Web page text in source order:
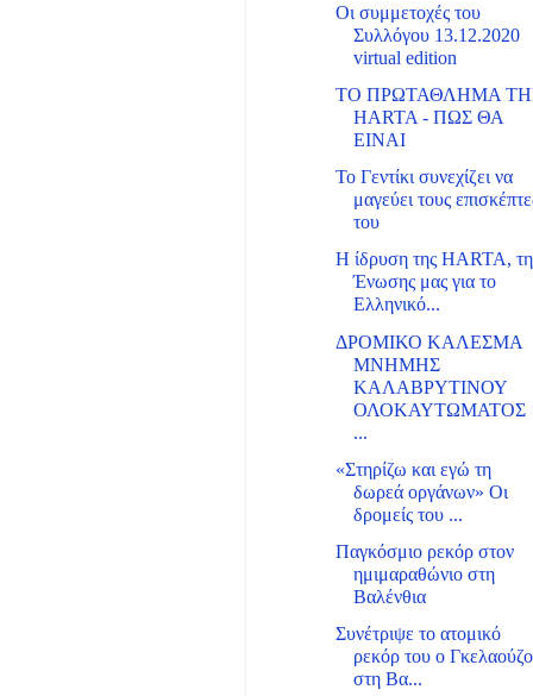
Οι συμμετοχές του
Συλλόγου 13.12.2020
virtual edition
ΤΟ ΠΡΩΤΑΘΛΗΜΑ
HARTA - ΠΩΣ ΘΑ
ΕΙΝΑΙ
Το Γεντίκι συνεχίζει να
μαγεύει τους
του
Η ίδρυση της HARTA,
Ένωσης μας για το
Ελληνικό...
ΔΡΟΜΙΚΟ ΚΑΛΕΣΜΑ
ΜΝΗΜΗΣ
ΚΑΛΑΒΡΥΤΙΝΟΥ
ΟΛΟΚΑΥΤΩΜΑΤΟΣ
...
«Στηρίζω και εγώ τη
δωρεά οργάνων» Οι
δρομείς του ...
Παγκόσμιο ρεκόρ στον
ημιμαραθώνιο στη
Βαλένθια
Συνέτριψε το ατομικό
ρεκόρ του ο
στη Βα...